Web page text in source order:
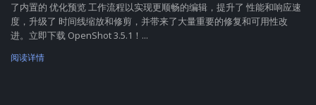
了内置的 优化预览 工作流程以实现更顺畅的编辑，提升了 性能和响应速
度，升级了 时间线缩放和修剪，并带来了大量重要的修复和可用性改
进。立即下载 OpenShot 3.5.1！...
阅读详情